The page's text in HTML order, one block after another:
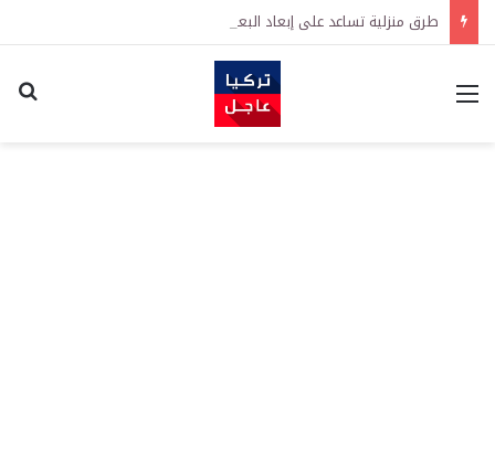
طرق منزلية تساعد على إبعاد البعوض عن المنزل في الصيف
القائمة